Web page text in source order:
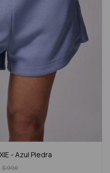
- Azul Piedra
$990